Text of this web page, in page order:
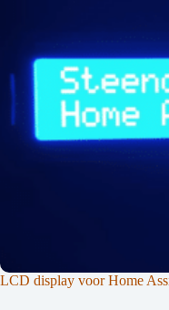
LCD display voor Home